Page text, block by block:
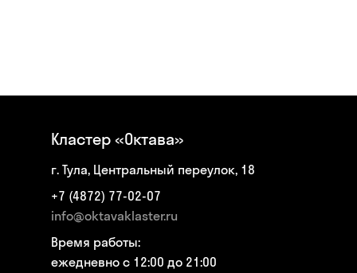
Кластер «Октава»
г. Тула, Центральный переулок, 18
+7 (4872) 77-02-07
info@oktavaklaster.ru
Время работы:
ежедневно с 12:00 до 21:00